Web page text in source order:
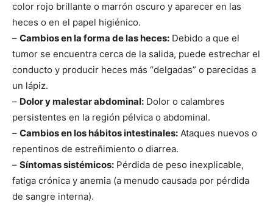
color rojo brillante o marrón oscuro y aparecer en las
heces o en el papel higiénico.
– Cambios en la forma de las heces: Debido a que el
tumor se encuentra cerca de la salida, puede estrechar el
conducto y producir heces más “delgadas” o parecidas a
un lápiz.
– Dolor y malestar abdominal: Dolor o calambres
persistentes en la región pélvica o abdominal.
– Cambios en los hábitos intestinales: Ataques nuevos o
repentinos de estreñimiento o diarrea.
– Síntomas sistémicos: Pérdida de peso inexplicable,
fatiga crónica y anemia (a menudo causada por pérdida
de sangre interna).